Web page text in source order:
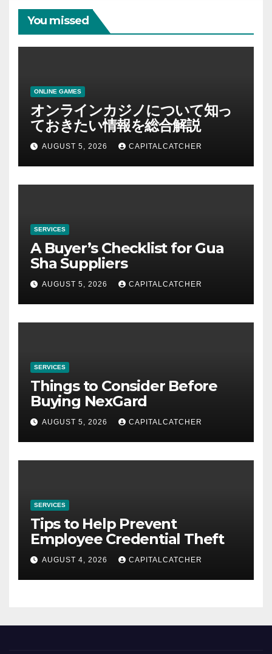
You missed
ONLINE GAMES
オンラインカジノについて知っ
ておきたい情報を総合解説
AUGUST 5, 2026 CAPITALCATCHER
SERVICES
A Buyer’s Checklist for Gua
Sha Suppliers
AUGUST 5, 2026 CAPITALCATCHER
SERVICES
Things to Consider Before
Buying NexGard
AUGUST 5, 2026 CAPITALCATCHER
SERVICES
Tips to Help Prevent
Employee Credential Theft
AUGUST 4, 2026 CAPITALCATCHER